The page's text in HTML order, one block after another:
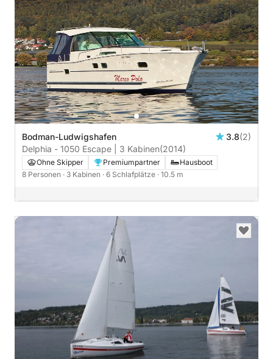
Bodman-Ludwigshafen 3.8(2)
Delphia - 1050 Escape | 3 Kabinen(2014)
Ohne Skipper Premiumpartner
Hausboot
8 Personen · 3 Kabinen · 6 Schlafplätze · 10.5 m